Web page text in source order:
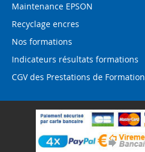
Maintenance EPSON
Recyclage encres
Nos formations
Indicateurs résultats formations
CGV des Prestations de Formation